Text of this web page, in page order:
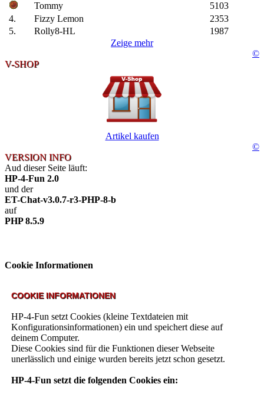
Tommy
5103
4.
Fizzy Lemon
2353
5.
Rolly8-HL
1987
Zeige mehr
©
V-SHOP
Artikel kaufen
©
VERSION INFO
Aud dieser Seite läuft:
HP-4-Fun 2.0
und der
ET-Chat-v3.0.7-r3-PHP-8-b
auf
PHP 8.5.9
Cookie Informationen
COOKIE INFORMATIONEN
HP-4-Fun setzt Cookies (kleine Textdateien mit
Konfigurationsinformationen) ein und speichert diese auf
deinem Computer.
Diese Cookies sind für die Funktionen dieser Webseite
unerlässlich und einige wurden bereits jetzt schon gesetzt.
HP-4-Fun setzt die folgenden Cookies ein: